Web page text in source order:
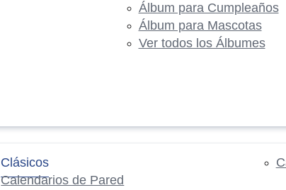
Álbum para Cumpleaños
Álbum para Mascotas
Ver todos los Álbumes
Clásicos
Calendarios de Pared